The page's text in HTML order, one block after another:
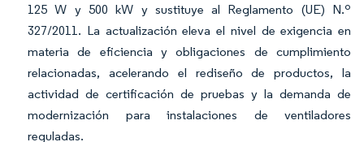
125 W y 500 kW y sustituye al Reglamento (UE) N.º
327/2011. La actualización eleva el nivel de exigencia en
materia de eficiencia y obligaciones de cumplimiento
relacionadas, acelerando el rediseño de productos, la
actividad de certificación de pruebas y la demanda de
modernización para instalaciones de ventiladores
reguladas.